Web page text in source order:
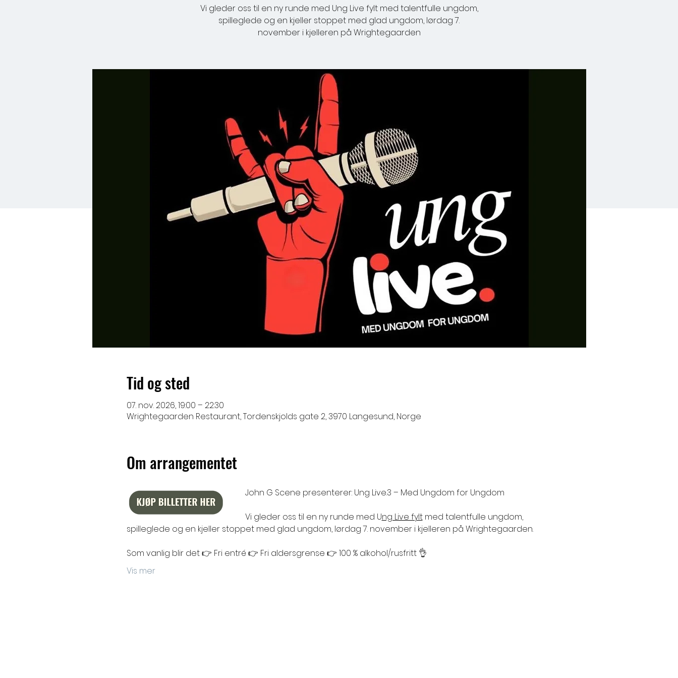
Vi gleder oss til en ny runde med Ung Live fylt med talentfulle ungdom,
spilleglede og en kjeller stoppet med glad ungdom, lørdag 7.
november i kjelleren på Wrightegaarden
Tid og sted
07. nov. 2026, 19:00 – 22:30
Wrightegaarden Restaurant, Tordenskjolds gate 2, 3970 Langesund, Norge
Om arrangementet
John G Scene presenterer: Ung Live.3 – Med Ungdom for Ungdom
Vi gleder oss til en ny runde med Ung Live fylt med talentfulle ungdom,
spilleglede og en kjeller stoppet med glad ungdom, lørdag 7. november i kjelleren på Wrightegaarden.
Som vanlig blir det 👉 Fri entré 👉 Fri aldersgrense 👉 100 % alkohol/rusfritt 👌
Vis mer